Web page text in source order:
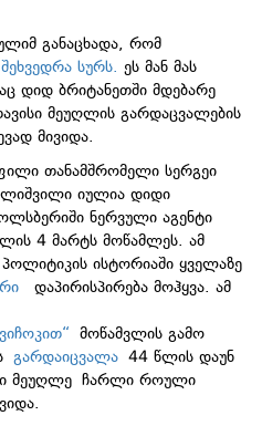
განაცხადა, რომ
შეხვედრა სურს. ეს მან მას
დიდ ბრიტანეთში მდებარე
მეუღლის გარდაცვალების
მივიდა.
თანამშრომელი სერგეი
იულია დიდი
ნერვული აგენტი
4 მარტს მოწამლეს. ამ
ისტორიაში ყველაზე
დაპირისპირება მოჰყვა. ამ
მოწამვლის გამო
გარდაიცვალა 44 წლის დაუნ
მეუღლე ჩარლი როული